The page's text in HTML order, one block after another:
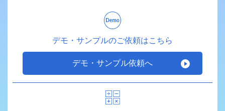
デモ・サンプルのご依頼はこちら
デモ・サンプル依頼へ